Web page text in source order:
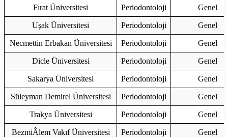
Fırat Üniversitesi Periodontoloji Genel
Uşak Üniversitesi Periodontoloji Genel
Necmettin Erbakan Üniversitesi Periodontoloji Genel
Dicle Üniversitesi Periodontoloji Genel
Sakarya Üniversitesi Periodontoloji Genel
Süleyman Demirel Üniversitesi Periodontoloji Genel
Trakya Üniversitesi Periodontoloji Genel
BezmiÂlem Vakıf Üniversitesi Periodontoloji Genel